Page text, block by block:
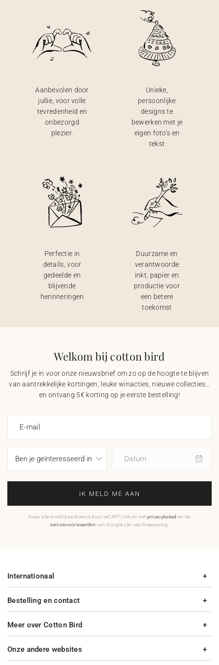
Aanbevolen door
jullie, voor volle
tevredenheid en
onbezorgd
plezier.
Unieke,
persoonlijke
designs te
bewerken met je
eigen foto’s en
tekst
Perfectie in
details, voor
gedeelde en
blijvende
herinneringen
Duurzame en
verantwoorde
inkt, papier en
productie voor
een betere
toekomst
Welkom bij cotton bird
Schrijf je in voor onze nieuwsbrief om zo op de hoogte te blijven
van aantrekkelijke kortingen, leuke winacties, nieuwe collecties…
en ontvang 5€ korting op je eerste bestelling!
E-mail
Datum
IK MELD ME AAN
Deze site wordt beschermd door reCAPTCHA en het privacybeleid en de
servicevoorwaarden van Google zijn van toepassing.
Bestelling en contact
Meer over Cotton Bird
Internationaal
Onze andere websites